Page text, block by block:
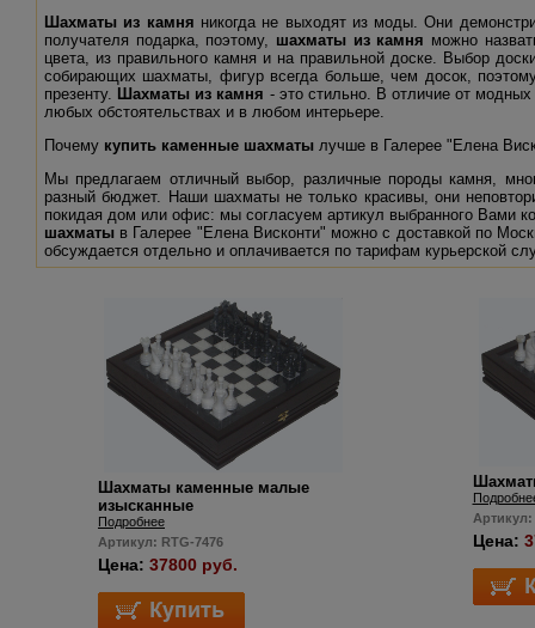
Шахматы из камня никогда не выходят из моды. Они
получателя подарка, поэтому, шахматы из камня можно
цвета, из правильного камня и на правильной доске. Выбор
собирающих шахматы, фигур всегда больше, чем досок,
презенту.
Шахматы из камня - это стильно. В отличие от
любых обстоятельствах и в любом интерьере.
Почему купить каменные шахматы лучше в Галерее "Елена
Мы предлагаем отличный выбор, различные породы камня,
разный бюджет. Наши шахматы не только красивы, они
покидая дом или офис: мы согласуем артикул выбранного Вами
шахматы в Галерее "Елена Висконти" можно с доставкой по
обсуждается отдельно и оплачивается по тарифам курьерской
Шахматы каменные малые
изысканные
Подробнее
Артикул: RTG-7476
Цена: 37800 руб.
Артикул:
Цена: